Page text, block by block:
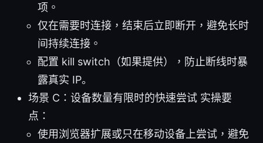
项。
仅在需要时连接，结束后立即断开，避免长时
间持续连接。
配置 kill switch（如果提供），防止断线时暴
露真实 IP。
场景 C：设备数量有限时的快速尝试 实操要
点：
使用浏览器扩展或只在移动设备上尝试，避免